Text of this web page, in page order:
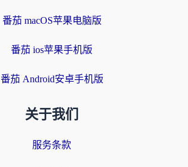
番茄 macOS苹果电脑版
番茄 ios苹果手机版
番茄 Android安卓手机版
关于我们
服务条款